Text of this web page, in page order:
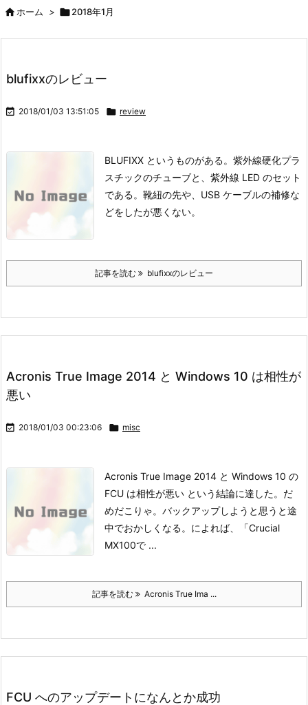
ホーム > 2018年1月
blufixxのレビュー
 2018/01/03 13:51:05  review
BLUFIXX というものがある。紫外線硬化プラ
スチックのチューブと、紫外線 LED のセット
である。 靴紐の先や、USB ケーブルの補修な
どをしたが悪くない。
記事を読む blufixxのレビュー
Acronis True Image 2014 と Windows 10 は相性が
悪い
 2018/01/03 00:23:06  misc
Acronis True Image 2014 と Windows 10 の
FCU は相性が悪い という結論に達した。だ
めだこりゃ。バックアップしようと思うと途
中でおかしくなる。 によれば、「Crucial
MX100で ...
記事を読む Acronis True Ima ...
FCU へのアップデートになんとか成功